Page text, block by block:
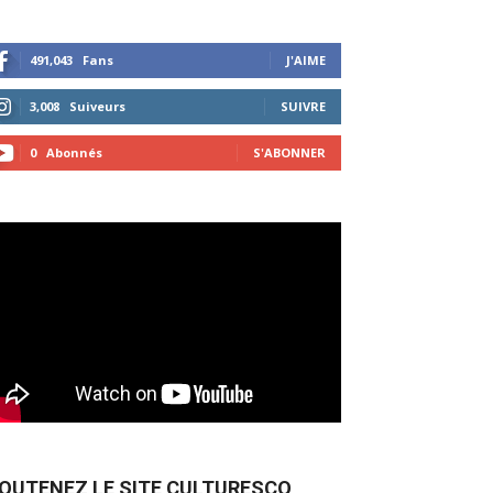
491,043 Fans J'AIME
3,008 Suiveurs SUIVRE
0 Abonnés S'ABONNER
LE SITE CULTURESCO